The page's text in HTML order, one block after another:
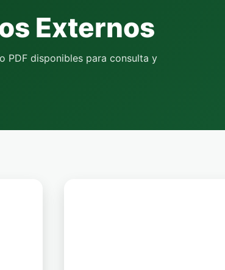
Externos
PDF disponibles para consulta y